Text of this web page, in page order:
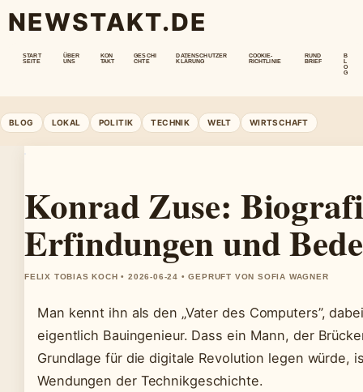
NEWSTAKT.DE
START
SEITE
ÜBER
UNS
KON
TAKT
GESCHI
CHTE
DATENSCHUTZER
KLÄRUNG
COOKIE-
RICHTLINIE
RUND
BRIEF
B
O
G
BLOG LOKAL POLITIK TECHNIK WELT WIRTSCHAFT
Konrad Zuse:
Erfindungen und
FELIX TOBIAS KOCH • 2026-06-24 • GEPRUFT VON SOFIA WAGNER
Man kennt ihn als den „Vater des Computers”,
eigentlich Bauingenieur. Dass ein Mann, der
Grundlage für die digitale Revolution legen würde,
Wendungen der Technikgeschichte.